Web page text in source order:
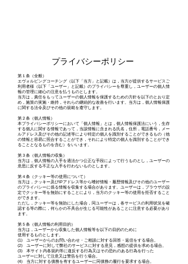
​プライバシーポリシー
第１条（全般）
エヴォルビングコーチング（以下「当方」と記載）は，当方が提供するサービスご
利用者様（以下「ユーザー」と記載）のプライバシーを尊重し，ユーザーの個人情
報の管理に細心の注意を払うものとします。
当方は，責任をもってユーザーの個人情報を保護するための方針を以下のとおり定
め，施策の実施・維持，それらの継続的な改善を行います。当方は，個人情報保護
に関する法令及びその他の規範を遵守します。
第２条（個人情報）
本プライバシーポリシーにおいて「個人情報」とは，個人情報保護法にいう，生存
する個人に関する情報であって，当該情報に含まれる氏名，住所，電話番号，メー
ルアドレス及びその他の記述等により特定の個人を識別することができるもの（他
の情報と容易に照合することができ，それにより特定の個人を識別することができ
ることとなるものを含む）をいいます。
第３条（個人情報の収集）
当方は，個人情報の入手を適法かつ公正な手段によって行うものとし，ユーザーの
意思に反する不正な入手を行わないものとします。
第４条（クッキー等の使用について）
当方は，クッキー及びIPアドレス等から嗜好情報・履歴情報及びその他のユーザー
のプライバシーに係る情報を収集する場合があります。ユーザーは，ブラウザの設
定でクッキー等を無効にすることにより，当方のクッキー等の使用を拒否すること
ができます。
ただし，クッキー等を無効にした場合，同ユーザーは，各サービスの利用状況を確
認する等の際に，何らかの不具合が生じる可能性があることに注意する必要があり
ます。
第５条（個人情報の利用目的）
当方は，ユーザーから収集した個人情報等を以下の目的のために
使用するものとします。
(1) ユーザーからのお問い合わせ・ご相談に対する回答・返信をする場合。
(2) ユーザーに対して弊社のサービスに対する意見，感想の提供を求める場合。
(3) 本サイト内各規約等に違反する行為又はその恐れのある行為を行った
ユーザーに対して注意又は警告を行う場合。
(4) 当方に対する債務を有するユーザーに同債務の履行を要求する場合。